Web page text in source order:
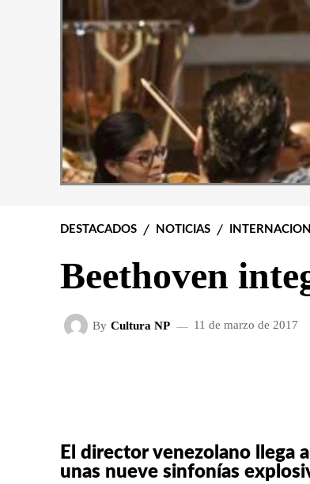
DESTACADOS NOTICIAS
Beethoven
By Cultura NP 11 de marzo de 2017
El director venezolano llega
unas nueve sinfonías